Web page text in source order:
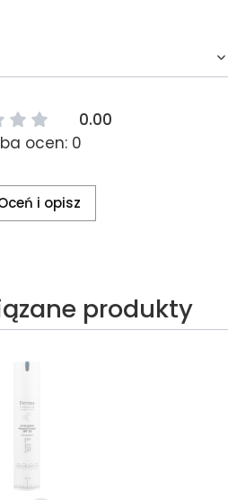
0.00
ocen: 0
i opisz
produkty